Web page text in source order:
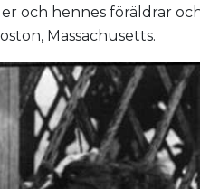
och hennes föräldrar
Massachusetts.